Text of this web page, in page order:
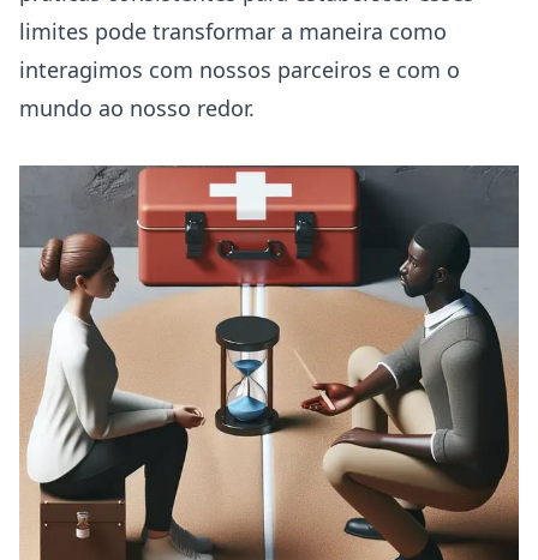
limites pode transformar a maneira como
interagimos com nossos parceiros e com o
mundo ao nosso redor.